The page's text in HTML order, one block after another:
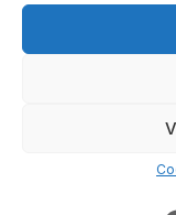
✓ Trading
✔️ Broker